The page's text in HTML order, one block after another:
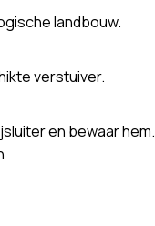
landbouw.
verstuiver.
en bewaar hem.